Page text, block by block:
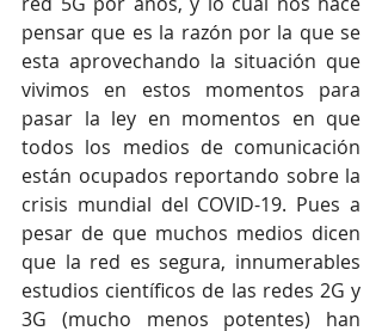
pensar que es la razón por la que se
esta aprovechando la situación que
vivimos en estos momentos para
pasar la ley en momentos en que
todos los medios de comunicación
están ocupados reportando sobre la
crisis mundial del COVID-19. Pues a
pesar de que muchos medios dicen
que la red es segura, innumerables
estudios científicos de las redes 2G y
3G (mucho menos potentes) han